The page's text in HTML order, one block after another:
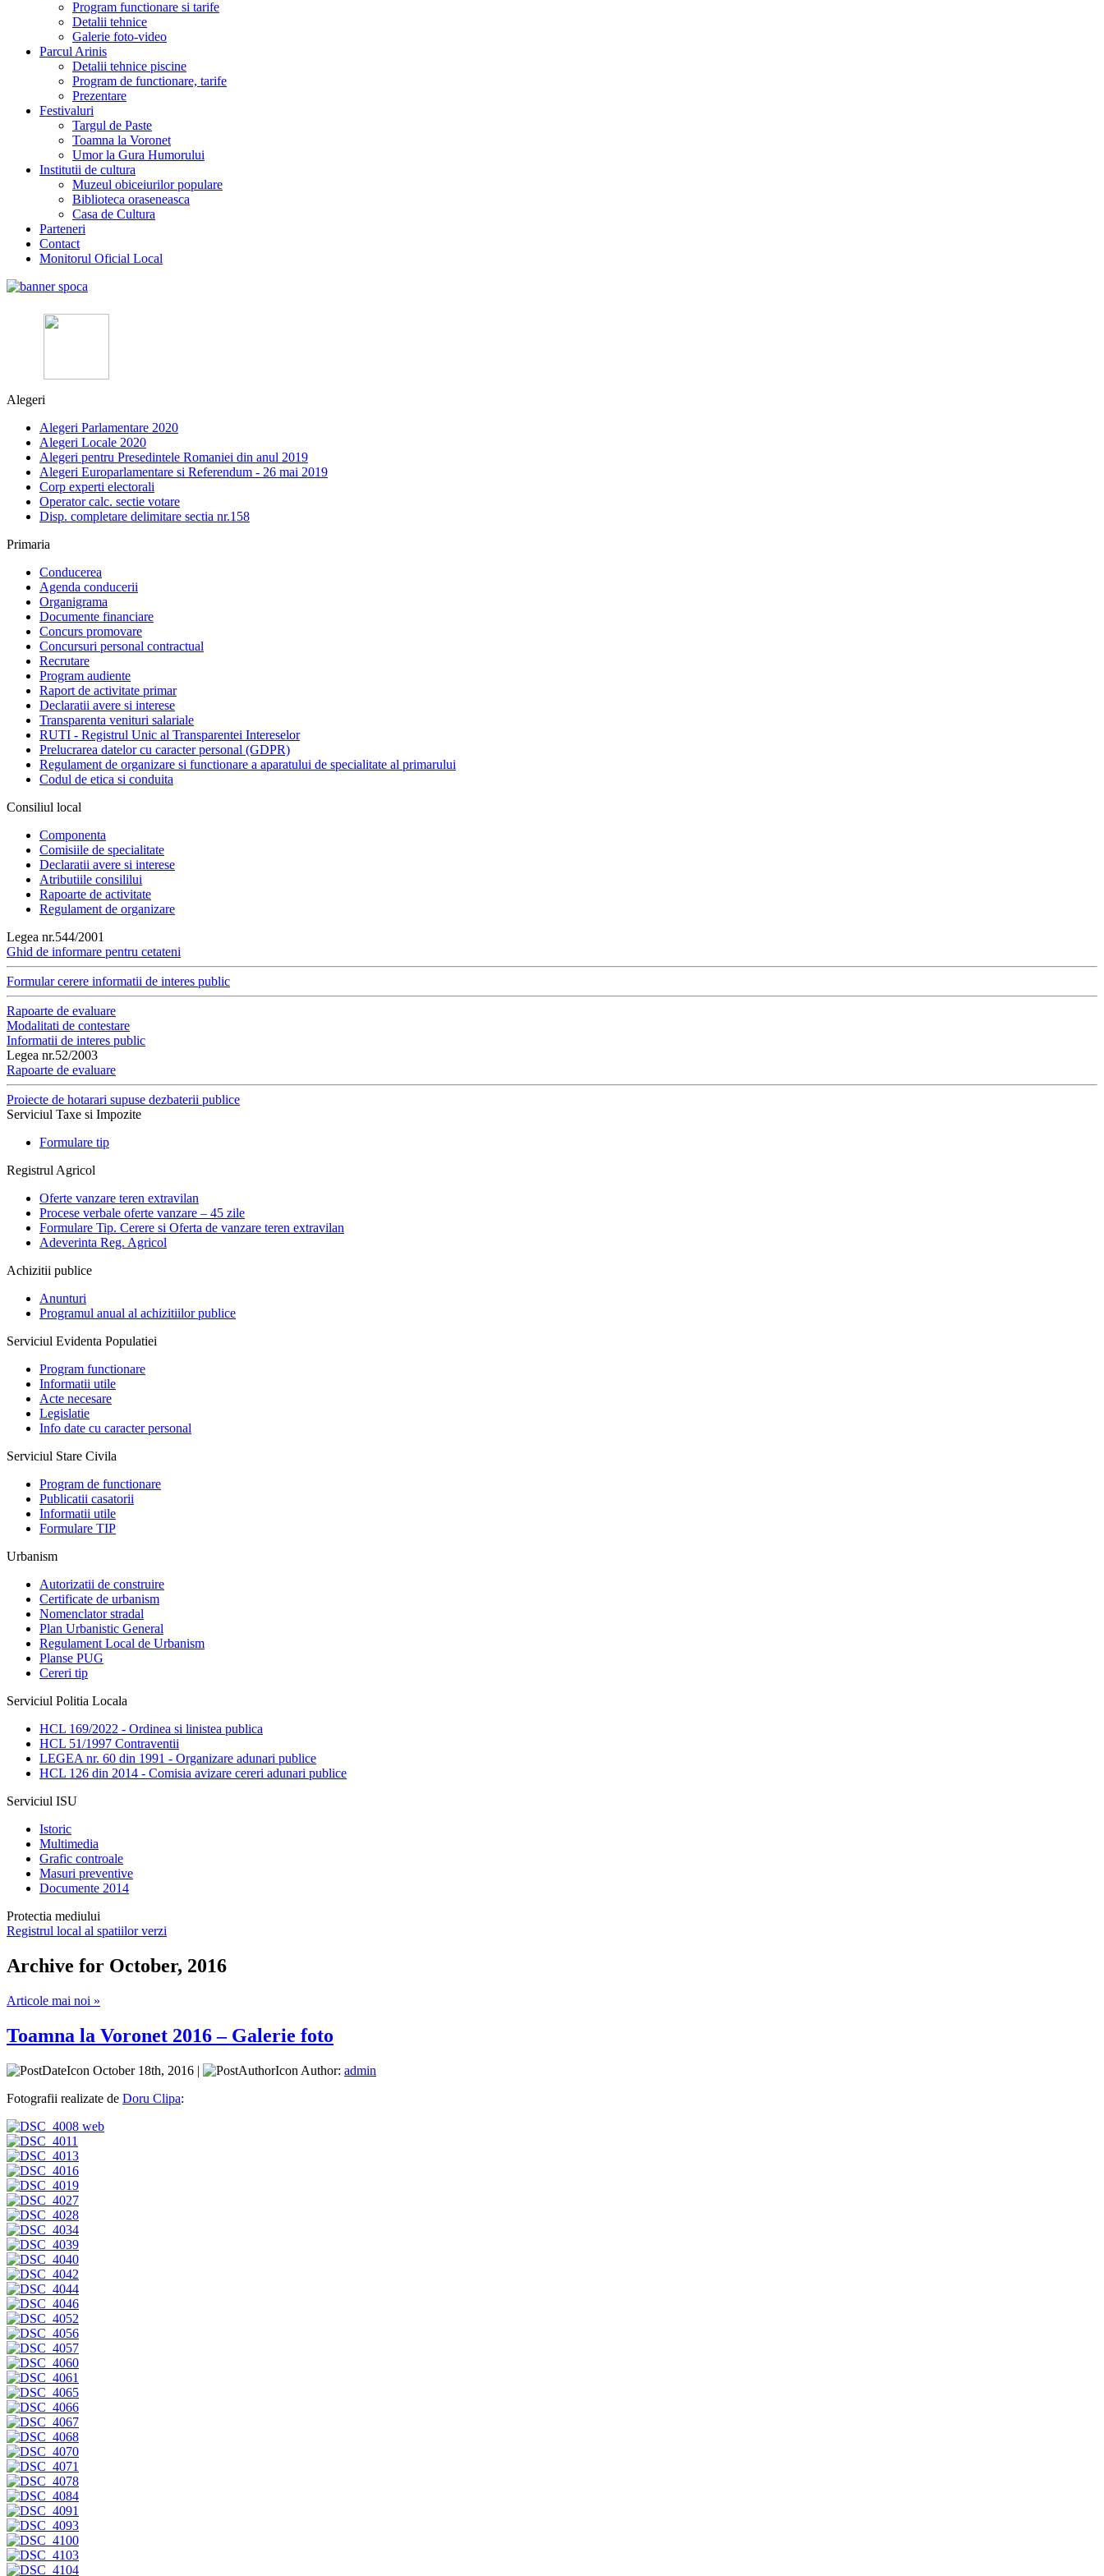
Program functionare si tarife
Detalii tehnice
Galerie foto-video
Parcul Arinis
Detalii tehnice piscine
Program de functionare, tarife
Prezentare
Festivaluri
Targul de Paste
Toamna la Voronet
Umor la Gura Humorului
Institutii de cultura
Muzeul obiceiurilor populare
Biblioteca oraseneasca
Casa de Cultura
Parteneri
Contact
Monitorul Oficial Local
Alegeri
Alegeri Parlamentare 2020
Alegeri Locale 2020
Alegeri pentru Presedintele Romaniei din anul 2019
Alegeri Europarlamentare si Referendum - 26 mai 2019
Corp experti electorali
Operator calc. sectie votare
Disp. completare delimitare sectia nr.158
Primaria
Conducerea
Agenda conducerii
Organigrama
Documente financiare
Concurs promovare
Concursuri personal contractual
Recrutare
Program audiente
Raport de activitate primar
Declaratii avere si interese
Transparenta venituri salariale
RUTI - Registrul Unic al Transparentei Intereselor
Prelucrarea datelor cu caracter personal (GDPR)
Regulament de organizare si functionare a aparatului de specialitate al primarului
Codul de etica si conduita
Consiliul local
Componenta
Comisiile de specialitate
Declaratii avere si interese
Atributiile consililui
Rapoarte de activitate
Regulament de organizare
Legea nr.544/2001
Ghid de informare pentru cetateni
Formular cerere informatii de interes public
Rapoarte de evaluare
Modalitati de contestare
Informatii de interes public
Legea nr.52/2003
Rapoarte de evaluare
Proiecte de hotarari supuse dezbaterii publice
Serviciul Taxe si Impozite
Formulare tip
Registrul Agricol
Oferte vanzare teren extravilan
Procese verbale oferte vanzare – 45 zile
Formulare Tip. Cerere si Oferta de vanzare teren extravilan
Adeverinta Reg. Agricol
Achizitii publice
Anunturi
Programul anual al achizitiilor publice
Serviciul Evidenta Populatiei
Program functionare
Informatii utile
Acte necesare
Legislatie
Info date cu caracter personal
Serviciul Stare Civila
Program de functionare
Publicatii casatorii
Informatii utile
Formulare TIP
Urbanism
Autorizatii de construire
Certificate de urbanism
Nomenclator stradal
Plan Urbanistic General
Regulament Local de Urbanism
Planse PUG
Cereri tip
Serviciul Politia Locala
HCL 169/2022 - Ordinea si linistea publica
HCL 51/1997 Contraventii
LEGEA nr. 60 din 1991 - Organizare adunari publice
HCL 126 din 2014 - Comisia avizare cereri adunari publice
Serviciul ISU
Istoric
Multimedia
Grafic controale
Masuri preventive
Documente 2014
Protectia mediului
Registrul local al spatiilor verzi
Archive for October, 2016
Articole mai noi »
Toamna la Voronet 2016 – Galerie foto
October 18th, 2016 | Author: admin
Fotografii realizate de Doru Clipa: